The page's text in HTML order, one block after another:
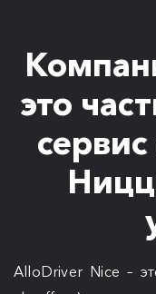
это
AlloDriver Nice –